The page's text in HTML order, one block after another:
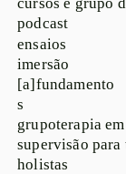
podcast
ensaios
imersão
[a]fundamento
s
grupoterapia
supervisão para
holistas